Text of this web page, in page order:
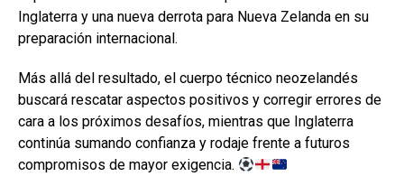
Inglaterra y una nueva derrota para Nueva Zelanda en su
preparación internacional.
Más allá del resultado, el cuerpo técnico neozelandés
buscará rescatar aspectos positivos y corregir errores de
cara a los próximos desafíos, mientras que Inglaterra
continúa sumando confianza y rodaje frente a futuros
compromisos de mayor exigencia.